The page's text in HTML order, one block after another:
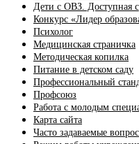
Дети с ОВЗ. Доступная
Конкурс «Лидер
Психолог
Медицинская страничка
Методическая копилка
Питание в детском саду
Профессиональный
Профсоюз
Работа с молодым
Карта сайта
Часто задаваемые